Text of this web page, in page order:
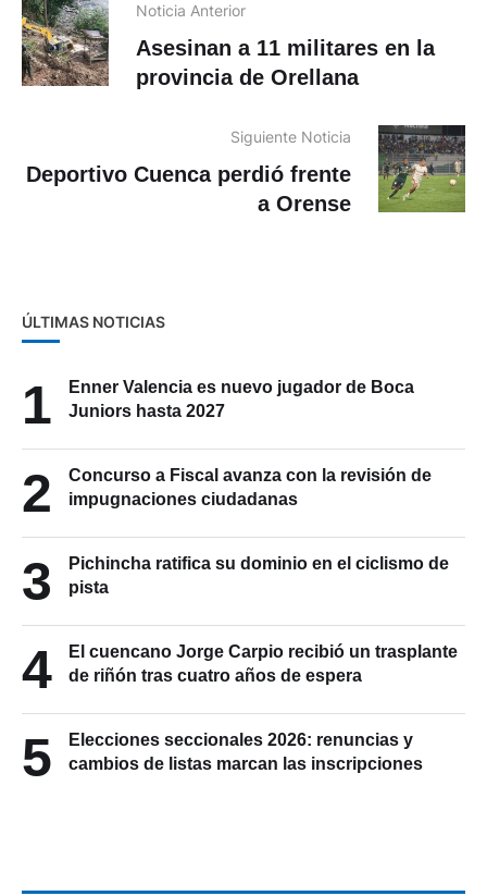
Noticia Anterior
Asesinan a 11 militares en la
provincia de Orellana
Siguiente Noticia
Deportivo Cuenca perdió frente
a Orense
ÚLTIMAS NOTICIAS
1
Enner Valencia es nuevo jugador de Boca
Juniors hasta 2027
2
Concurso a Fiscal avanza con la revisión de
impugnaciones ciudadanas
3
Pichincha ratifica su dominio en el ciclismo de
pista
4
El cuencano Jorge Carpio recibió un trasplante
de riñón tras cuatro años de espera
5
Elecciones seccionales 2026: renuncias y
cambios de listas marcan las inscripciones